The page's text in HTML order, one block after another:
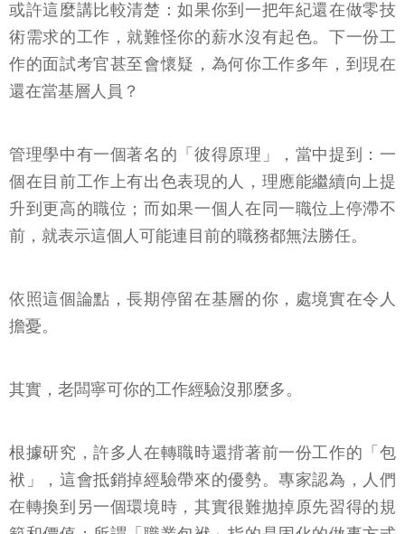
或許這麼講比較清楚：如果你到一把年紀還在做零技
術需求的工作，就難怪你的薪水沒有起色。下一份工
作的面試考官甚至會懷疑，為何你工作多年，到現在
還在當基層人員？
管理學中有一個著名的「彼得原理」，當中提到：一
個在目前工作上有出色表現的人，理應能繼續向上提
升到更高的職位；而如果一個人在同一職位上停滯不
前，就表示這個人可能連目前的職務都無法勝任。
依照這個論點，長期停留在基層的你，處境實在令人
擔憂。
其實，老闆寧可你的工作經驗沒那麼多。
根據研究，許多人在轉職時還揹著前一份工作的「包
袱」，這會抵銷掉經驗帶來的優勢。專家認為，人們
在轉換到另一個環境時，其實很難拋掉原先習得的規